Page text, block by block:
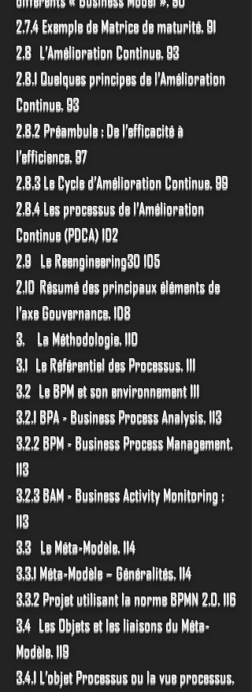
2.7.4 Exemple de Matrice de maturité. 91
2.8 L’Amélioration Continue. 93
2.8.1 Quelques principes de l’Amélioration
Continue. 93
2.8.2 Préambule : De l’efficacité à
l’efficience. 97
2.8.3 Le Cycle d’Amélioration Continue. 99
2.8.4 Les processus de l’Amélioration
Continue (PDCA) 102
2.9 Le Reengineering30 105
2.10 Résumé des principaux éléments de
l’axe Gouvernance. 108
3. La Méthodologie. 110
3.1 Le Référentiel des Processus. 111
3.2 Le BPM et son environnement 111
3.2.1 BPA - Business Process Analysis. 113
3.2.2 BPM - Business Process Management.
113
3.2.3 BAM - Business Activity Monitoring :
113
3.3 Le Méta-Modèle. 114
3.3.1 Méta-Modèle – Généralités. 114
3.3.2 Projet utilisant la norme BPMN 2.0. 116
3.4 Les Objets et les liaisons du Méta-
Modèle. 119
3.4.1 L’objet Processus ou la vue processus.